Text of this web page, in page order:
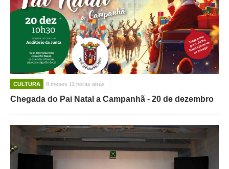
CULTURA 8 meses 11 horas atrás
Chegada do Pai Natal a Campanhã - 20 de dezembro